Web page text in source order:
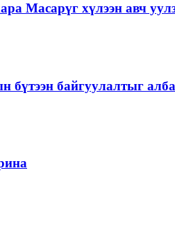
Масарүг хүлээн авч
байгуулалтыг